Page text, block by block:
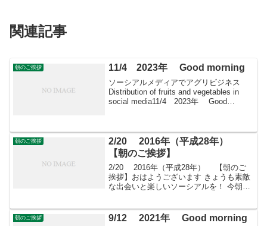
関連記事
朝のご挨拶 11/4 2023年 Good morning
ソーシアルメディアでアグリビジネス
Distribution of fruits and vegetables in
social media11/4 2023年 Good
朝のご挨拶
2/20 2016年（平成28年）
【朝のご挨拶】
2/20 2016年（平成28年） 【朝のご
挨拶】おはようございます きょうも素敵
な出会いと楽しいソーシアルを！ 今朝は
皆さんのために、年会費制 「すばる会
朝のご挨拶 9/12 2021年 Good morning